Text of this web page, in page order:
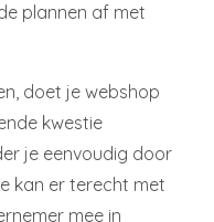
plannen af met
doet je webshop
kwestie
je eenvoudig door
kan er terecht met
mee in